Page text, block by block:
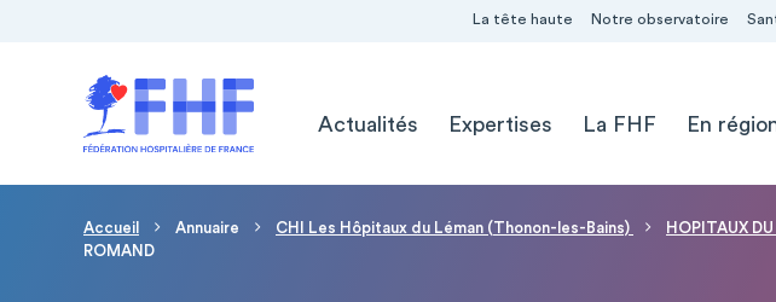
La tête haute Notre observatoire
Actualités
Expertises La FHF En
Fil d'Ariane
Accueil Annuaire CHI Les Hôpitaux du Léman (Thonon-les-Bains) HOPITAUX
ROMAND